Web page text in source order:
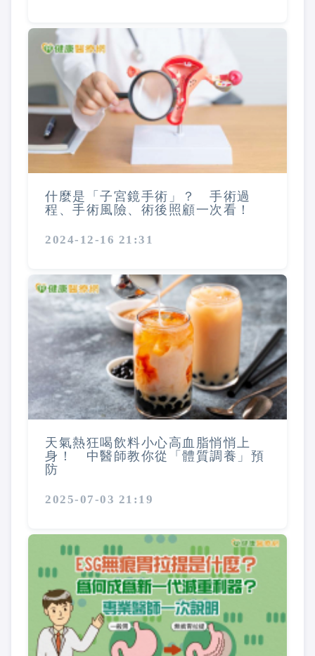
什麼是「子宮鏡手術」？ 手術過
程、手術風險、術後照顧一次看！
2024-12-16 21:31
天氣熱狂喝飲料小心高血脂悄悄上
身！ 中醫師教你從「體質調養」預
防
2025-07-03 21:19